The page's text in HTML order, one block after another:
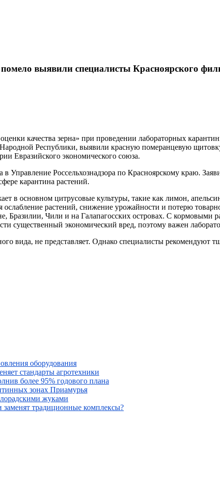
выявили специалисты Красноярского
качества зерна» при проведении лабораторных
Республики, выявили красную померанцевую
Евразийского экономического союза.
Управление Россельхознадзора по Красноярскому краю.
карантина растений.
в основном цитрусовые культуры, такие как лимон,
ослабление растений, снижение урожайности и потерю
Чили и на Галапагосских островах. С кормовыми
существенный экономический вред, поэтому важен
вида, не представляет. Однако специалисты рекомендуют
оборудования
стандарты агротехники
более 95% годового плана
зонах Приамурья
жуками
заменят традиционные комплексы?